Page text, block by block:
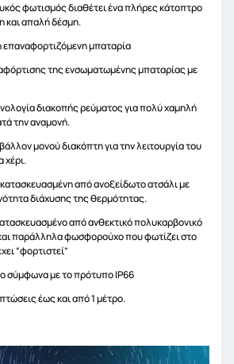
φωτισμός διαθέτει ένα πλήρες κάτοπτρο
και απαλή δέσμη.
μπαταρία
της ενσωματωμένης μπαταρίας με
διακοπής ρεύματος για πολύ χαμηλή
την αναμονή.
μονού διακόπτη για την λειτουργία του
χέρι.
από ανοξείδωτο ατσάλι με
διάχυσης της θερμότητας.
από ανθεκτικό πολυκαρβονικό
παράλληλα φωσφορούχο που φωτίζει στο
“φορτιστεί”
σύμφωνα με το πρότυπο IP66
έως και από 1 μέτρο.